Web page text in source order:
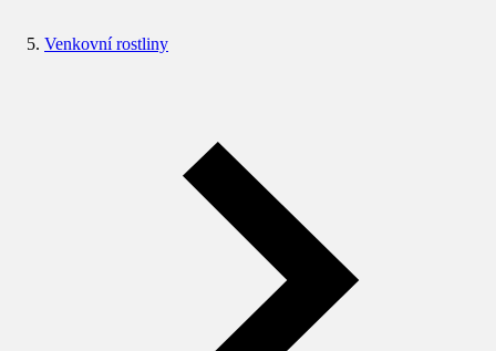
Venkovní rostliny